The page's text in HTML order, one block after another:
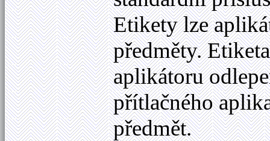
Etikety lze
předměty.
aplikátoru
přítlačného
předmět.